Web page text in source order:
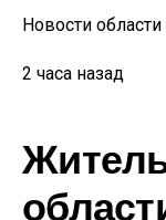
Новости области
2 часа назад